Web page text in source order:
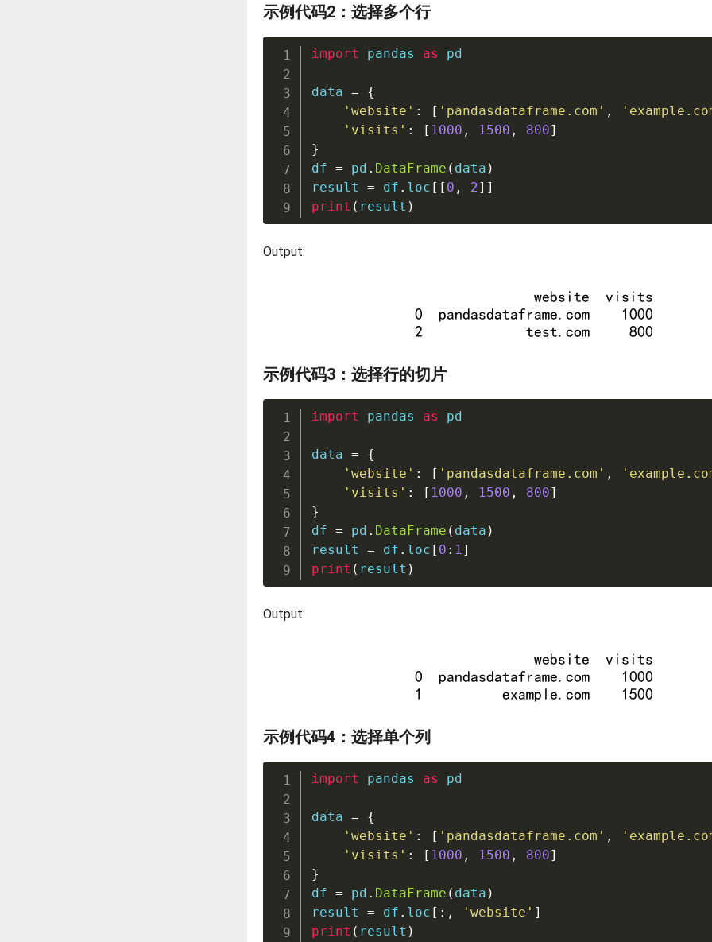
示例代码2：选择多个行
import pandas as pd
data =
{
'website' : [ 'pandasdataframe.com' ,
'visits' : [ 1000 , 1500 , 800]
}
df = pd . DataFrame ( data )
result = df . loc [ [ 0 , 2] ]
print ( result )
Output:
示例代码3：选择行的切片
import pandas as pd
data =
{
'website' : [ 'pandasdataframe.com' ,
'visits' : [ 1000 , 1500 , 800]
}
df = pd . DataFrame ( data )
result = df . loc [ 0 : 1]
print ( result )
Output:
示例代码4：选择单个列
import pandas as pd
data =
{
'website' : [ 'pandasdataframe.com' ,
'visits' : [ 1000 , 1500 , 800]
}
df = pd . DataFrame ( data )
result = df . loc [ : , 'website' ]
print ( result )